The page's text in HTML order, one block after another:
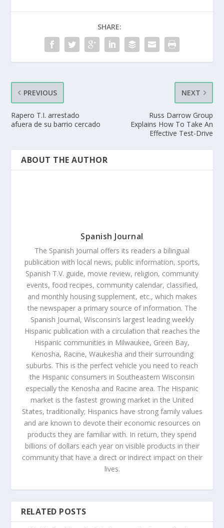
SHARE:
PREVIOUS
Rapero T.I. arrestado
afuera de su barrio cercado
NEXT
Russ Darrow Group
Explains How To Take An
Effective Test-Drive
ABOUT THE AUTHOR
Spanish Journal
The Spanish Journal offers its readers a bilingual
publication with local news, public information, sports,
Spanish T.V. guide, movie review, religion, community
events, food recipes, community calendar, classified,
and monthly housing supplement, etc., which makes
the newspaper a primary source of information. The
Spanish Journal, Wisconsin’s largest leading weekly
Hispanic publication with a circulation that reaches the
Hispanic communities in Milwaukee, Green Bay,
Kenosha, Racine, Waukesha and their surrounding
suburbs. This is the perfect vehicle you need to reach
the Hispanic consumers in Southeastern Wisconsin
especially the Kenosha and Racine area. The Hispanic
market is the fastest growing market in the United
States, traditionally; Hispanics have strong family values
and are known to devote their economic resources on
products they are familiar with. In return, they spend
billions of dollars each year on visible products in their
community that have a direct or indirect impact on their
lives.
RELATED POSTS